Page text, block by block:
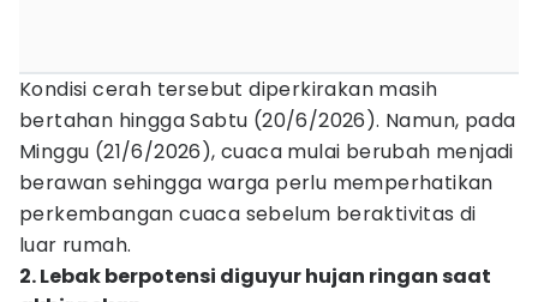
Kondisi cerah tersebut diperkirakan masih
bertahan hingga Sabtu (20/6/2026). Namun, pada
Minggu (21/6/2026), cuaca mulai berubah menjadi
berawan sehingga warga perlu memperhatikan
perkembangan cuaca sebelum beraktivitas di
luar rumah.
2. Lebak berpotensi diguyur hujan ringan saat